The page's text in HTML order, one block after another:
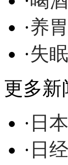
·养
·失
更多新
· 日
· 日